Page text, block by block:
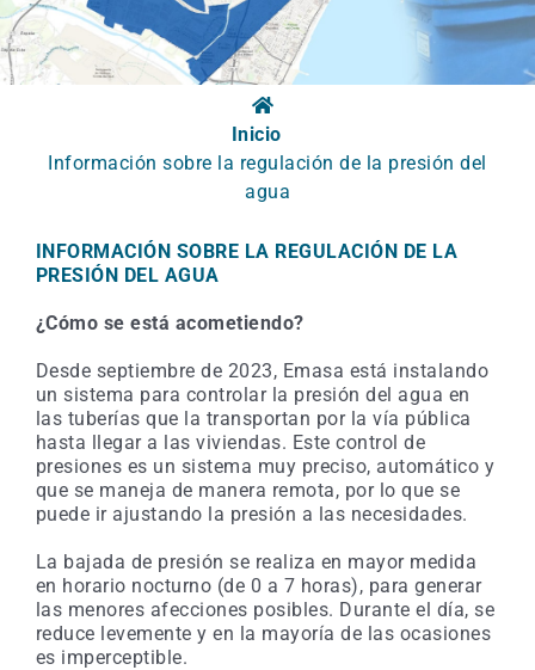
Inicio
Información sobre la regulación de la presión del
agua
INFORMACIÓN SOBRE LA REGULACIÓN DE LA
PRESIÓN DEL AGUA
¿Cómo se está acometiendo?
Desde septiembre de 2023, Emasa está instalando
un sistema para controlar la presión del agua en
las tuberías que la transportan por la vía pública
hasta llegar a las viviendas. Este control de
presiones es un sistema muy preciso, automático y
que se maneja de manera remota, por lo que se
puede ir ajustando la presión a las necesidades.
La bajada de presión se realiza en mayor medida
en horario nocturno (de 0 a 7 horas), para generar
las menores afecciones posibles. Durante el día, se
reduce levemente y en la mayoría de las ocasiones
es imperceptible.